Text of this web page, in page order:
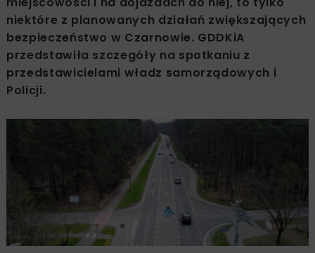
niektóre z planowanych działań zwiększających
bezpieczeństwo w Czarnowie. GDDKiA
przedstawiła szczegóły na spotkaniu z
przedstawicielami władz samorządowych i
Policji.